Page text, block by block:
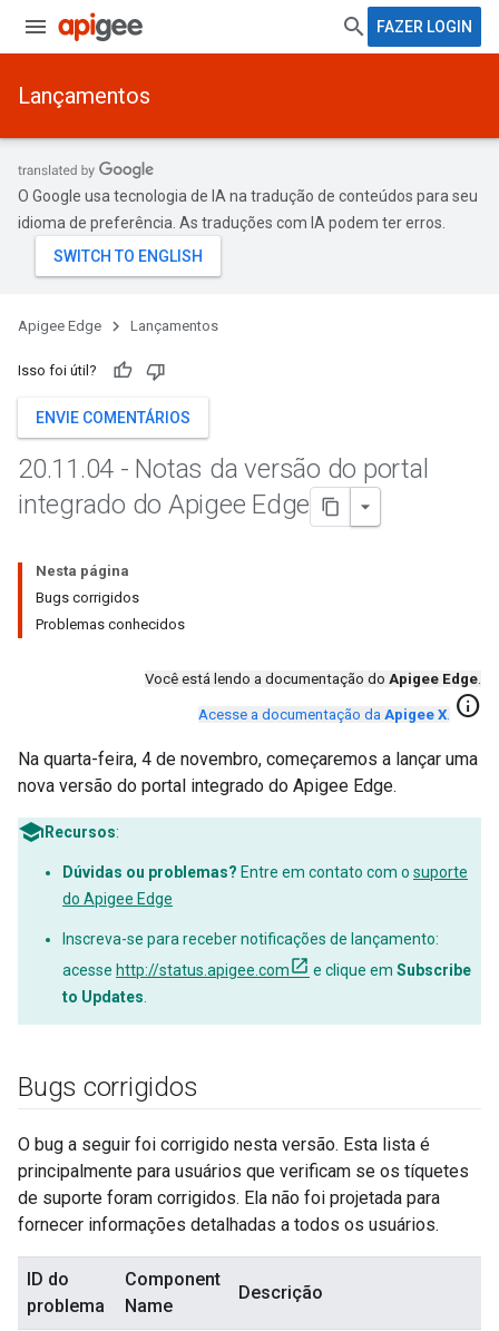
FAZER LOGIN
Lançamentos
O Google usa tecnologia de IA na tradução de conteúdos para seu
idioma de preferência. As traduções com IA podem ter erros.
Apigee Edge Lançamentos
Isso foi útil?
ENVIE COMENTÁRIOS
20.11 .04 - Notas da versão do portal
integrado do Apigee Edge
Nesta página
Bugs corrigidos
Problemas conhecidos
Você está lendo a documentação do Apigee Edge.
Acesse a documentação da Apigee X. info
Na quarta-feira, 4 de novembro, começaremos a lançar uma
nova versão do portal integrado do Apigee Edge.
Recursos:
Dúvidas ou problemas? Entre em contato com o suporte
do Apigee Edge
Inscreva-se para receber notificações de lançamento:
acesse http://status.apigee.com e clique em Subscribe
to Updates
Bugs corrigidos
O bug a seguir foi corrigido nesta versão. Esta lista é
principalmente para usuários que verificam se os tíquetes
de suporte foram corrigidos. Ela não foi projetada para
fornecer informações detalhadas a todos os usuários.
ID do
problema
Component
Name
Descrição